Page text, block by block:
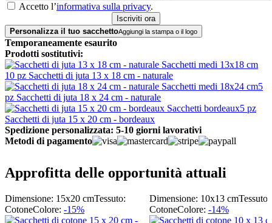
Accetto l’informativa sulla privacy.
Personalizza il tuo sacchettoAggiungi la stampa o il logo
Temporaneamente esaurito
Prodotti sostitutivi:
10 pz Sacchetti di juta 13 x 18 cm - naturale
5
pz Sacchetti di juta 18 x 24 cm - naturale
5 pz
Sacchetti di juta 15 x 20 cm - bordeaux
Spedizione personalizzata: 5-10 giorni lavorativi
Metodi di pagamento
Approfitta delle opportunità attuali
Dimensione: 15x20 cmTessuto:
CotoneColore: -15%
Dimensione: 10x13 cmTessuto:
CotoneColore: -14%